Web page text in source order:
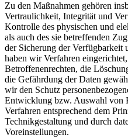
Zu den Maßnahmen gehören
Vertraulichkeit, Integrität und
Kontrolle des physischen und
als auch des sie betreffenden
der Sicherung der Verfügbarkeit
haben wir Verfahren
Betroffenenrechten, die
die Gefährdung der Daten
wir den Schutz
Entwicklung bzw. Auswahl von
Verfahren entsprechend dem
Technikgestaltung und durch
Voreinstellungen.